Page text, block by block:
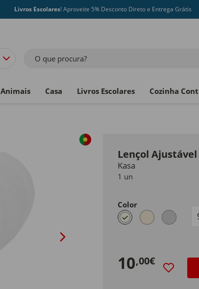
Livros Escolares! Aproveite 5% Desconto Direto e Entrega Grátis
O que procura?
Animais Casa Livros Escolares Cozinha
Lençol
Kasa
1 un
Color
selected
10,00€